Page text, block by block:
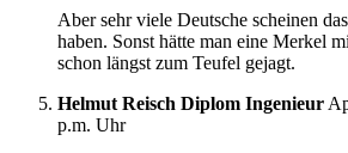
Aber sehr viele Deutsche scheinen
haben. Sonst hätte man eine Merkel
schon längst zum Teufel gejagt.
Helmut Reisch Diplom Ingenieur
p.m. Uhr